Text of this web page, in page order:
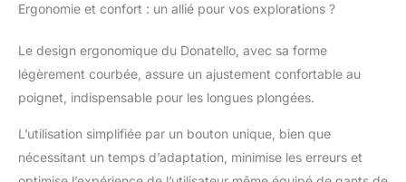
Bluetooth ou, avec un
PC/ordinateur portable.
Logiciel compatible
avec toutes les
versions de Windows
L'ordinateur de plongée
Donatello est fabriqué
Ergonomie et confort : un allié pour vos explorations ?
Le design ergonomique du Donatello, avec sa forme
légèrement courbée, assure un ajustement confortable au
poignet, indispensable pour les longues plongées.
L’utilisation simplifiée par un bouton unique, bien que
nécessitant un temps d’adaptation, minimise les erreurs et